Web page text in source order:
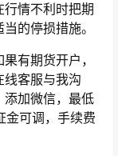
情不利时把期
的停损措施。
有期货开户，
客服与我沟
添加微信，最低
金可调，手续费